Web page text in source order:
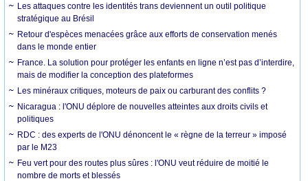
Les attaques contre les identités trans deviennent un outil politique
stratégique au Brésil
Retour d'espèces menacées grâce aux efforts de conservation menés
dans le monde entier
France. La solution pour protéger les enfants en ligne n’est pas d’interdire,
mais de modifier la conception des plateformes
Les minéraux critiques, moteurs de paix ou carburant des conflits ?
Nicaragua : l'ONU déplore de nouvelles atteintes aux droits civils et
politiques
RDC : des experts de l'ONU dénoncent le « règne de la terreur » imposé
par le M23
Feu vert pour des routes plus sûres : l'ONU veut réduire de moitié le
nombre de morts et blessés